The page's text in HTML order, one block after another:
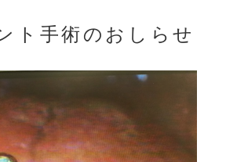
ト手術のおしらせ